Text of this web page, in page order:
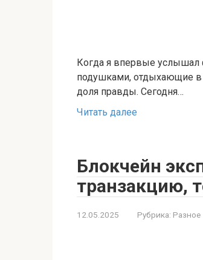
Когда я впервые услышал
подушками, отдыхающие в
доля правды. Сегодня…
Читать далее
Блокчейн
транзакцию,
12.05.2025 Рубрика: Разное